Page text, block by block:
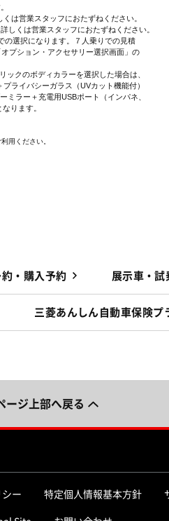
は営業スタッフにおたずねください。
しくは営業スタッフにおたずねください。
の選択になります。７人乗りでの見積
プション・アクセサリー選択画面」の
ックのボディカラーを選択した場合は、
ライバシーガラス（UVカット機能付）
ラー＋充電用USBポート（インパネ、
ります。
用ください。
・購入予約 展示車・試
三菱あんしん自動車保険プ
ージ上部へ戻る
シー 特定個人情報基本方針